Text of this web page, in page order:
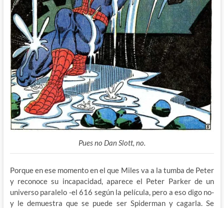
Pues no Dan Slott, no.
Porque en ese momento en el que Miles va a la tumba de Peter
y reconoce su incapacidad, aparece el Peter Parker de un
universo paralelo -el 616 según la película, pero a eso digo no-
y le demuestra que se puede ser Spiderman y cagarla. Se